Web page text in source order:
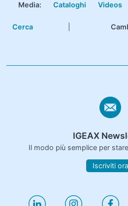
Media: Cataloghi Videos
Cerca
IGEAX
Il modo più semplice per
Iscriviti ora